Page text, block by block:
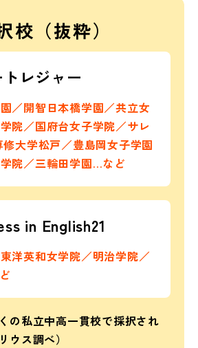
校（抜粋）
レジャー
／開智日本橋学園／共立女
院／国府台女子学院／サレ
修大学松戸／豊島岡女子学園
院／三輪田学園…など
in English21
洋英和女学院／明治学院／
の私立中高一貫校で採択され
ウス調べ）